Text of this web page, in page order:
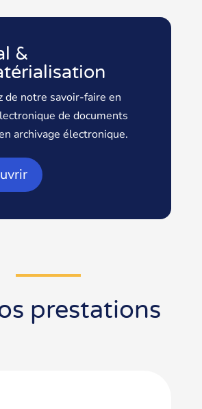
&
de notre savoir-faire en
de documents
archivage électronique.
prestations